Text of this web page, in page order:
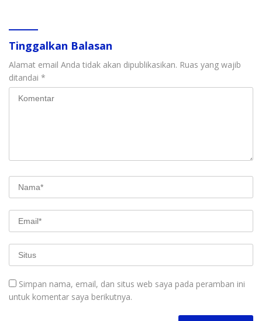
Tinggalkan Balasan
Alamat email Anda tidak akan dipublikasikan. Ruas yang wajib
ditandai *
Simpan nama, email, dan situs web saya pada peramban ini
untuk komentar saya berikutnya.